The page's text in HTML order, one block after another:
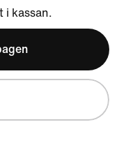
i kassan.